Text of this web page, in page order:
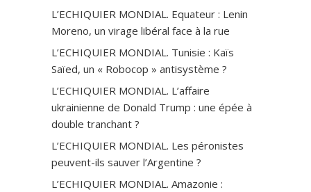
L’ECHIQUIER MONDIAL. Equateur : Lenin
Moreno, un virage libéral face à la rue
L’ECHIQUIER MONDIAL. Tunisie : Kaïs
Saïed, un « Robocop » antisystème ?
L’ECHIQUIER MONDIAL. L’affaire
ukrainienne de Donald Trump : une épée à
double tranchant ?
L’ECHIQUIER MONDIAL. Les péronistes
peuvent-ils sauver l’Argentine ?
L’ECHIQUIER MONDIAL. Amazonie :